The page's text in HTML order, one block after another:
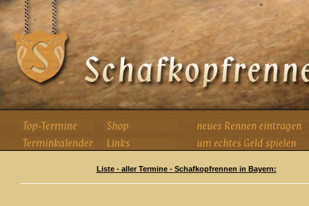
Liste - aller Termine - Schafkopfrennen in Bayern: